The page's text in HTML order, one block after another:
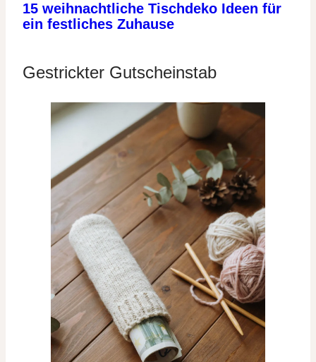
15 weihnachtliche Tischdeko Ideen für
ein festliches Zuhause
Gestrickter Gutscheinstab